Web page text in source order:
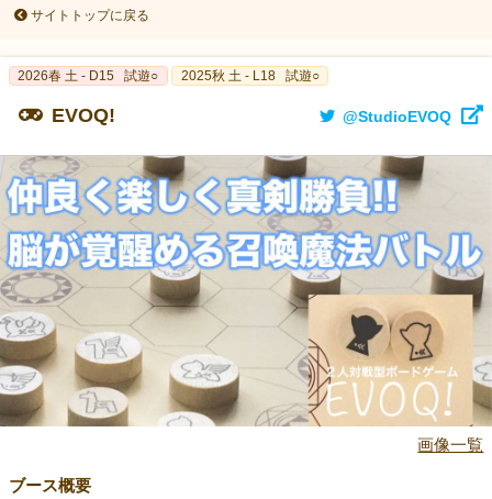
サイトトップに戻る
2026春 土 - D15 試遊○ 2025秋 土 - L18 試遊○
EVOQ! @StudioEVOQ
画像一覧
ブース概要